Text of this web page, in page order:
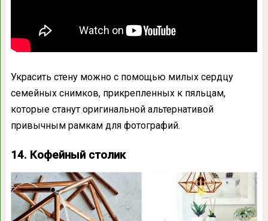
Украсить стену можно с помощью милых сердцу
семейных снимков, прикрепленных к пяльцам,
которые станут оригинальной альтернативой
привычным рамкам для фотографий.
14. Кофейный столик